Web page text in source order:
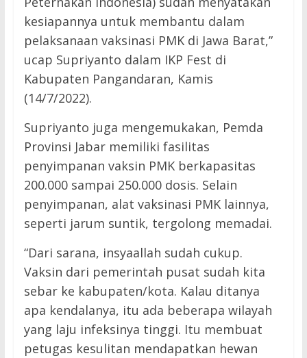
kesiapannya untuk membantu dalam
pelaksanaan vaksinasi PMK di Jawa Barat,”
ucap Supriyanto dalam IKP Fest di
Kabupaten Pangandaran, Kamis
(14/7/2022).
Supriyanto juga mengemukakan, Pemda
Provinsi Jabar memiliki fasilitas
penyimpanan vaksin PMK berkapasitas
200.000 sampai 250.000 dosis. Selain
penyimpanan, alat vaksinasi PMK lainnya,
seperti jarum suntik, tergolong memadai.
“Dari sarana, insyaallah sudah cukup.
Vaksin dari pemerintah pusat sudah kita
sebar ke kabupaten/kota. Kalau ditanya
apa kendalanya, itu ada beberapa wilayah
yang laju infeksinya tinggi. Itu membuat
petugas kesulitan mendapatkan hewan